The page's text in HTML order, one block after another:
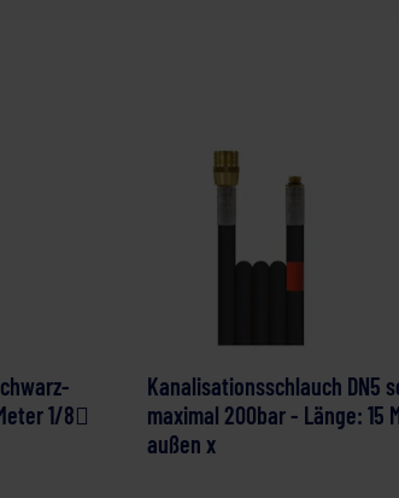
1/8
Kanalisationsschlauch DN5
maximal 200bar - Länge: 15
außen x